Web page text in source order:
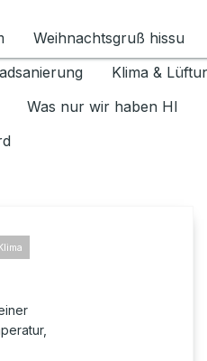
1.6.2026
Weihnachtsgruß hissu
Klima &
Was nur wir haben HI